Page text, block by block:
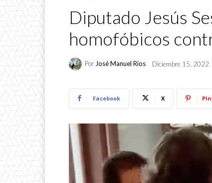
Diputado Jesús
homofóbicos
PorJosé Manuel Ríos Diciembre 15, 2022
Facebook X